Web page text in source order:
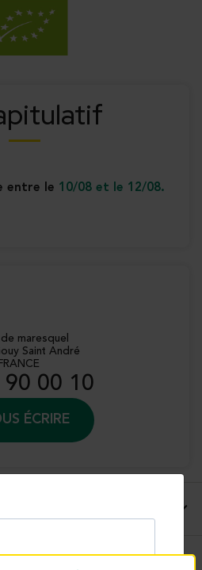
gousses biologiques
à Madagascar, cet extrait
entre le 10/08 et le 12/08.
maresquel
Saint André
FRANCE
90 00 10
ÉCRIRE
et applications